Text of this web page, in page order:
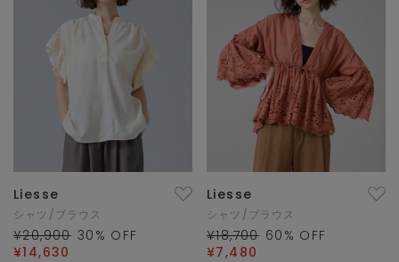
Liesse
シャツ/ブラウス
¥20,900 30 % OFF
¥14,630
Liesse
シャツ/ブラウス
¥18,700 60 % OFF
¥7,480